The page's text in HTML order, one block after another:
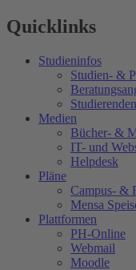
Quicklinks
Studieninfos
Studien- &
Medien
Bücher- &
IT- und
Helpdesk
Pläne
Campus- &
Mensa
Plattformen
PH-Online
Webmail
Moodle